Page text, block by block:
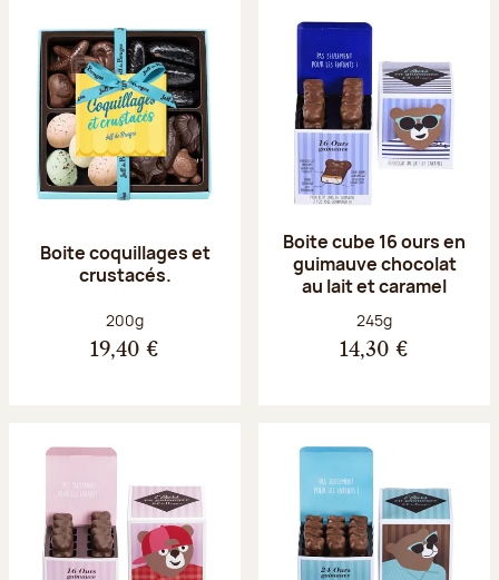
Boite coquillages et
crustacés.
Poids net :
200g
19,40 €
Boite cube 16 ours en
guimauve chocolat
au lait et caramel
Poids net :
245g
14,30 €